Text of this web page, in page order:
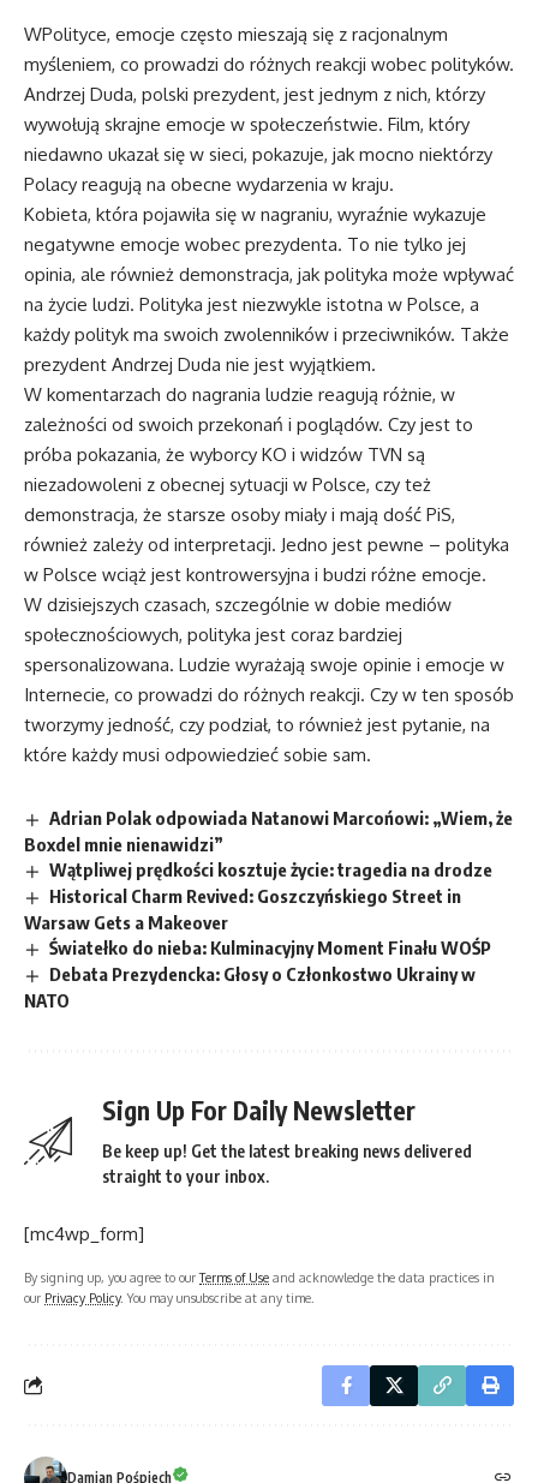
WPolityce, emocje często mieszają się z racjonalnym
myśleniem, co prowadzi do różnych reakcji wobec polityków.
Andrzej Duda, polski prezydent, jest jednym z nich, którzy
wywołują skrajne emocje w społeczeństwie. Film, który
niedawno ukazał się w sieci, pokazuje, jak mocno niektórzy
Polacy reagują na obecne wydarzenia w kraju.
Kobieta, która pojawiła się w nagraniu, wyraźnie wykazuje
negatywne emocje wobec prezydenta. To nie tylko jej
opinia, ale również demonstracja, jak polityka może wpływać
na życie ludzi. Polityka jest niezwykle istotna w Polsce, a
każdy polityk ma swoich zwolenników i przeciwników. Także
prezydent Andrzej Duda nie jest wyjątkiem.
W komentarzach do nagrania ludzie reagują różnie, w
zależności od swoich przekonań i poglądów. Czy jest to
próba pokazania, że wyborcy KO i widzów TVN są
niezadowoleni z obecnej sytuacji w Polsce, czy też
demonstracja, że starsze osoby miały i mają dość PiS,
również zależy od interpretacji. Jedno jest pewne – polityka
w Polsce wciąż jest kontrowersyjna i budzi różne emocje.
W dzisiejszych czasach, szczególnie w dobie mediów
społecznościowych, polityka jest coraz bardziej
spersonalizowana. Ludzie wyrażają swoje opinie i emocje w
Internecie, co prowadzi do różnych reakcji. Czy w ten sposób
tworzymy jedność, czy podział, to również jest pytanie, na
które każdy musi odpowiedzieć sobie sam.
Adrian Polak odpowiada Natanowi Marcońowi: „Wiem, że
Boxdel mnie nienawidzi”
Wątpliwej prędkości kosztuje życie: tragedia na drodze
Historical Charm Revived: Goszczyńskiego Street in
Warsaw Gets a Makeover
Światełko do nieba: Kulminacyjny Moment Finału WOŚP
Debata Prezydencka: Głosy o Członkostwo Ukrainy w
NATO
Sign Up For Daily Newsletter
Be keep up! Get the latest breaking news delivered
straight to your inbox.
[mc4wp_form]
By signing up, you agree to ourTerms of Use and acknowledge the data practices in
our Privacy Policy. You may unsubscribe at any time.
Damian Pośpiech